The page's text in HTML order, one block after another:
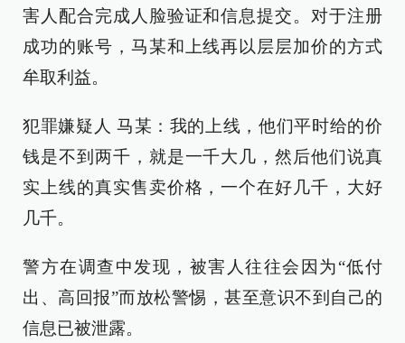
害人配合完成人脸验证和信息提交。对于注册
成功的账号，马某和上线再以层层加价的方式
牟取利益。
犯罪嫌疑人 马某：我的上线，他们平时给的价
钱是不到两千，就是一千大几，然后他们说真
实上线的真实售卖价格，一个在好几千，大好
几千。
警方在调查中发现，被害人往往会因为“低付
出、高回报”而放松警惕，甚至意识不到自己的
信息已被泄露。